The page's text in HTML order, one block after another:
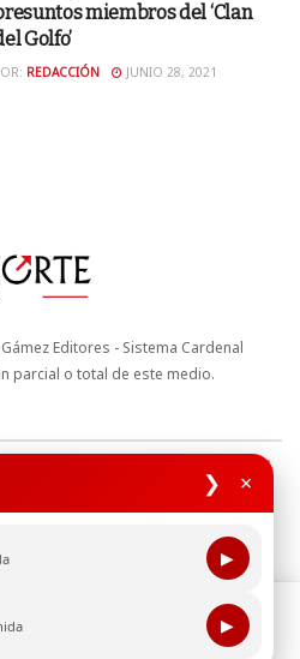
❯ ×
▶
▶
miembros del ‘Clan
Golfo’
REDACCIÓN JUNIO 28, 2021
Editores - Sistema Cardenal
parcial o total de este medio.
de Autor y Propiedad Intelectual
Política de Tratamiento de Datos
para mejorar tu experiencia de
nuestra política de uso de